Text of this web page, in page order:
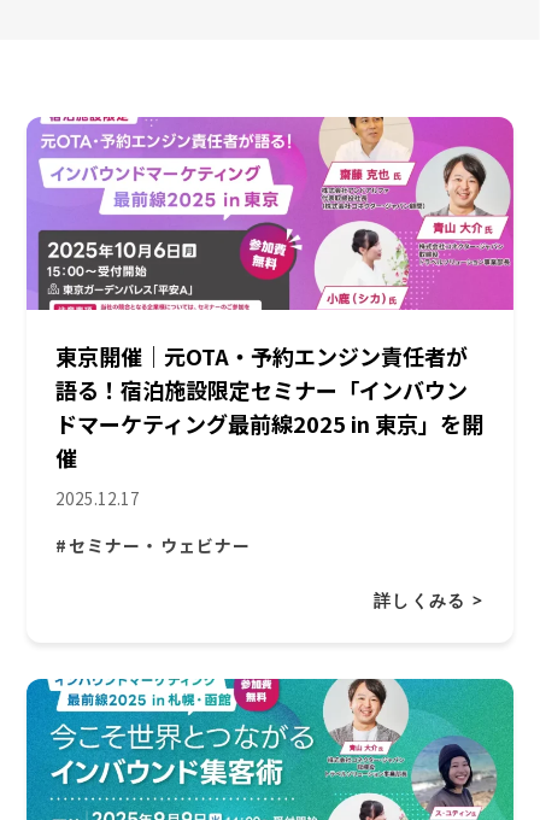
東京開催｜元OTA・予約エンジン責任者が
語る！宿泊施設限定セミナー「インバウン
ドマーケティング最前線2025 in 東京」を開
催
2025.12.17
#セミナー・ウェビナー
詳しくみる >